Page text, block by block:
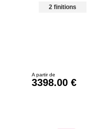
2 finitions
A partir de
3398.00